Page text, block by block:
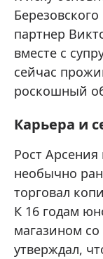
партнер
вместе с
сейчас
роскошный
Карьера и
Рост
необычно
торговал
К 16 годам
магазином
утверждал,